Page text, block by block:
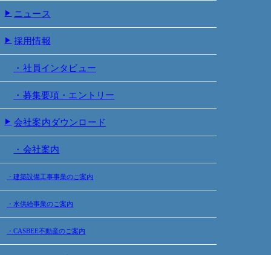
ニュース
採用情報
社員インタビュー
募集要項・エントリー
会社案内ダウンロード
会社案内
建築設備工事事業のご案内
水供給事業のご案内
CASBEE不動産のご案内